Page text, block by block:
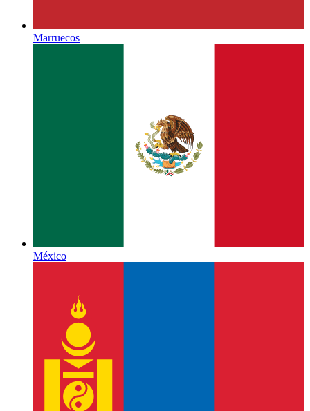
Marruecos
México